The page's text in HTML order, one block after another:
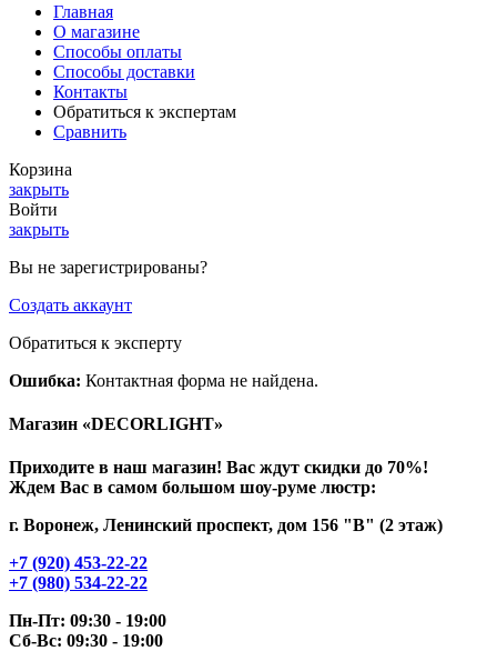
Главная
О магазине
Способы оплаты
Способы доставки
Контакты
Обратиться к экспертам
Сравнить
Корзина
закрыть
Войти
закрыть
Вы не зарегистрированы?
Создать аккаунт
Обратиться к эксперту
Ошибка: Контактная форма не найдена.
Магазин «DECORLIGHT»
Приходите в наш магазин! Вас ждут скидки до 70%!
Ждем Вас в самом большом шоу-руме люстр:
г. Воронеж, Ленинский проспект, дом 156 "В" (2 этаж)
+7 (920) 453-22-22
+7 (980) 534-22-22
Пн-Пт: 09:30 - 19:00
Сб-Вс: 09:30 - 19:00